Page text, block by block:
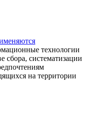
технологии
сбора, систематизации
на территории